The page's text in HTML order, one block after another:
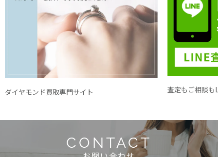
ダイヤモンド買取専門サイト 査定もご相談も
CONTACT